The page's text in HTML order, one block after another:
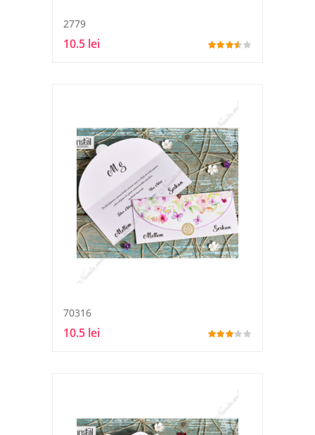
2779
10.5 lei
70316
10.5 lei